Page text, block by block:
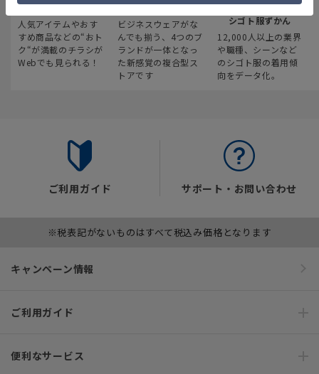
最新のお買い得情報
人気アイテムやおす
すめ商品などの“おト
ク“が満載のチラシが
Webでも見られる！
スーツスクエア
ビジネスウェアがな
んでも揃う、4つのブ
ランドが一体となっ
た新感覚の複合型ス
トアです
みんなの
シゴト服ずかん
12,000人以上の業界
や職種、シーンなど
のシゴト服の着用傾
向をデータ化。
ご利用ガイド サポート・お問い合わせ
※税表記がないものはすべて税込み価格となります
キャンペーン情報
ご利用ガイド
便利なサービス